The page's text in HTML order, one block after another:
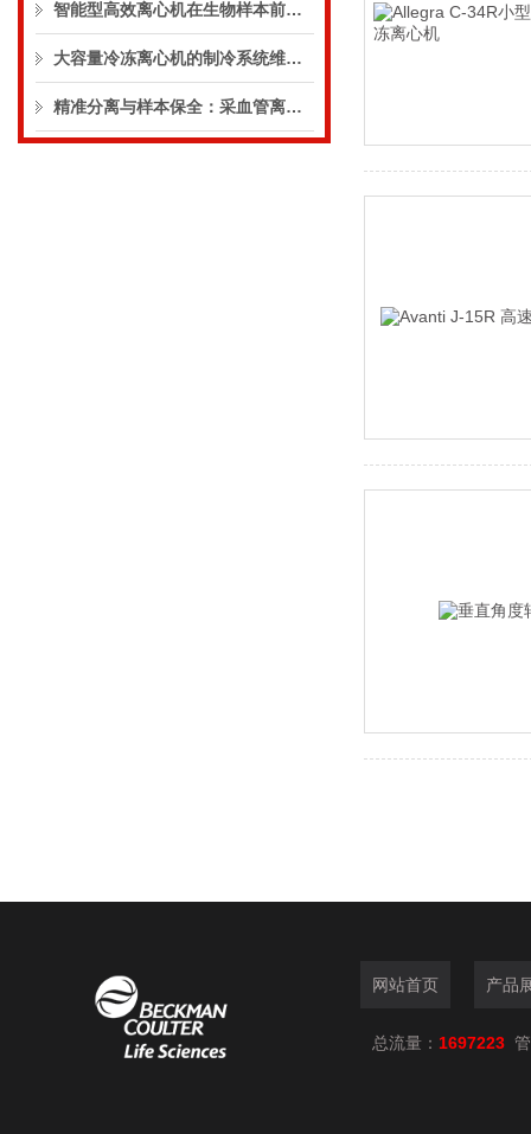
智能型高效离心机在生物样本前处理中的操作规范
大容量冷冻离心机的制冷系统维护与压缩机保养周期
精准分离与样本保全：采血管离心机工作原理及RCF与时间控制逻辑解析
网站首页 产品
总流量： 1697223